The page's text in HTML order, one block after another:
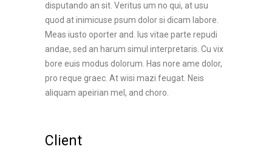
disputando an sit. Veritus um no qui, at usu
quod at inimicuse psum dolor si dicam labore.
Meas iusto oporter and. Ius vitae parte repudi
andae, sed an harum simul interpretaris. Cu vix
bore euis modus dolorum. Has nore ame dolor,
pro reque graec. At wisi mazi feugat. Neis
aliquam apeirian mel, and choro.
Client